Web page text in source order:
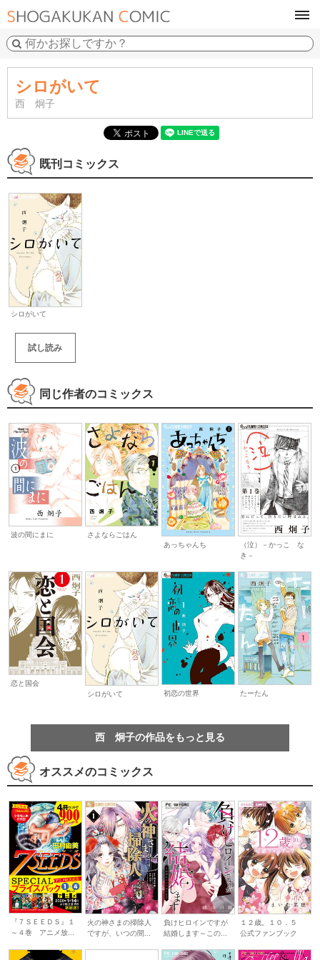
シロがいて
西 炯子
既刊コミックス
シロがいて
試し読み
同じ作者のコミックス
波の間にまに
さよならごはん
あっちゃんち
（泣）－かっこ な
き－
恋と国会
シロがいて
初恋の世界 たーたん
西 炯子の作品をもっと見る
オススメのコミックス
『７ＳＥＥＤＳ』１
～４巻 アニメ放...
火の神さまの掃除人
ですが、いつの間...
負けヒロインですが
結婚します～この...
１２歳。１０．５
公式ファンブック